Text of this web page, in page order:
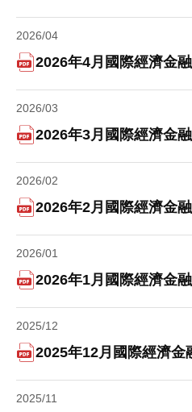
2026/04
2026年4月國際經濟金
2026/03
2026年3月國際經濟金
2026/02
2026年2月國際經濟金
2026/01
2026年1月國際經濟金
2025/12
2025年12月國際經濟金
2025/11